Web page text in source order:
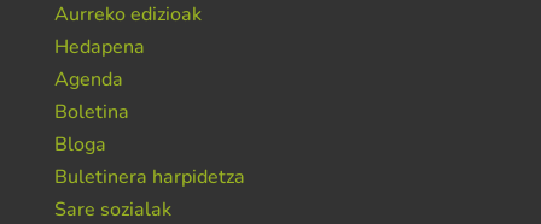
Aurreko edizioak
Hedapena
Agenda
Boletina
Bloga
Buletinera harpidetza
Sare sozialak